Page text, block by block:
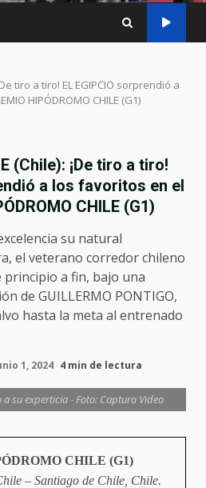
tiro a tiro! EL EGIPCIO sorprendió a
HIPÓDROMO CHILE (G1)
(Chile): ¡De tiro a tiro!
a los favoritos en el
CHILE (G1)
su natural
el veterano corredor chileno
a fin, bajo una
de GUILLERMO PONTIGO,
hasta la meta al entrenado
1, 2024 4 min de lectura
su experticia - Foto: Captura Video
CHILE (G1)
– Santiago de Chile, Chile.